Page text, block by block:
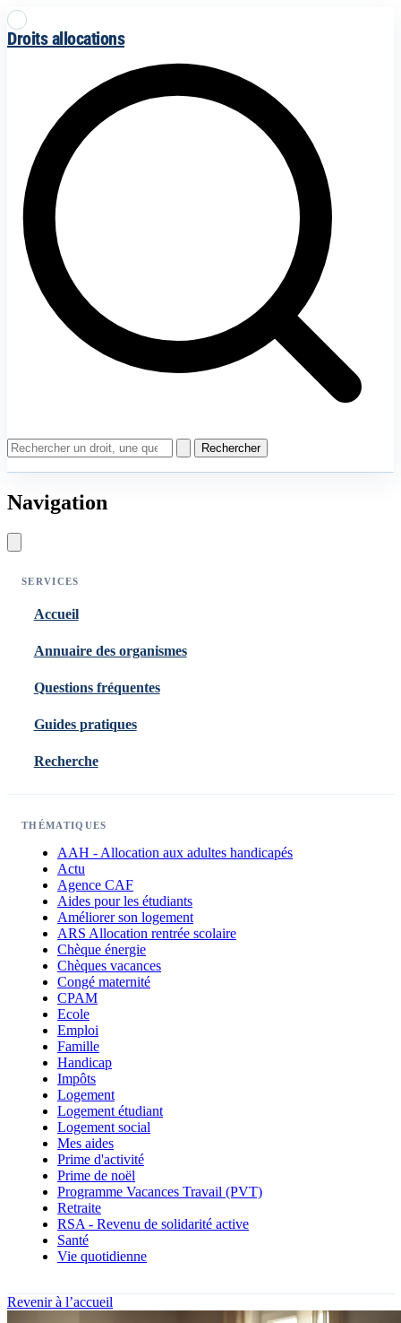
Droits allocations
Rechercher
Navigation
SERVICES
Accueil
Annuaire des organismes
Questions fréquentes
Guides pratiques
Recherche
THÉMATIQUES
AAH - Allocation aux adultes handicapés
Actu
Agence CAF
Aides pour les étudiants
Améliorer son logement
ARS Allocation rentrée scolaire
Chèque énergie
Chèques vacances
Congé maternité
CPAM
Ecole
Emploi
Famille
Handicap
Impôts
Logement
Logement étudiant
Logement social
Mes aides
Prime d'activité
Prime de noël
Programme Vacances Travail (PVT)
Retraite
RSA - Revenu de solidarité active
Santé
Vie quotidienne
Revenir à l’accueil